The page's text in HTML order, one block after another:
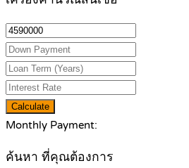
Calculate
Monthly Payment:
ค้นหา ที่คุณต้องการ